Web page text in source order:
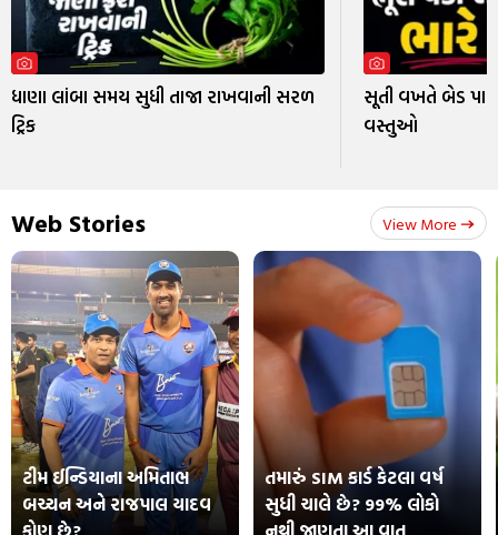
ધાણા લાંબા સમય સુધી તાજા રાખવાની સરળ
ટ્રિક
સૂતી વખતે બેડ
વસ્તુઓ
Web Stories View More
ટીમ ઈન્ડિયાના અમિતાભ
બચ્ચન અને રાજપાલ યાદવ
તમારું SIM કાર્ડ કેટલા વર્ષ
સુધી ચાલે છે? 99% લોકો